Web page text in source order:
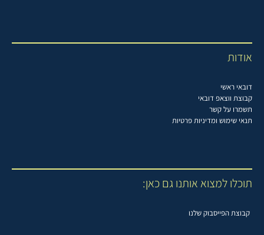
אודות
דובאי ראשי
קבוצת ווצאפ דובאי
תשמרו על קשר
תנאי שימוש ומדיניות פרטיות
תוכלו למצוא אותנו גם כאן:
קבוצת הפייסבוק שלנו